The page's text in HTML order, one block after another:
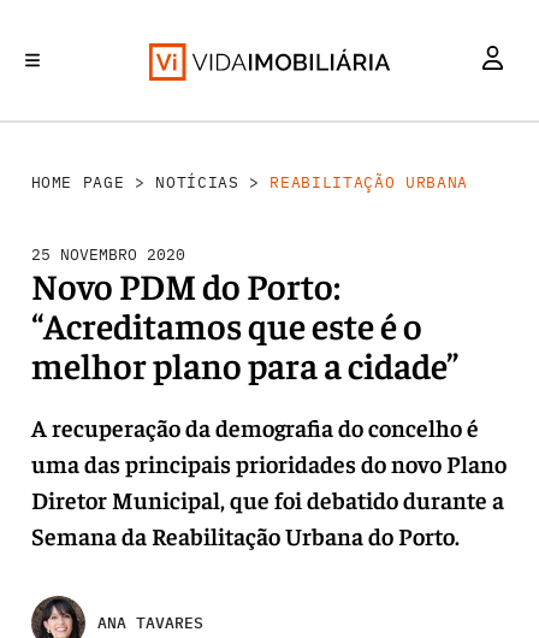
HOME PAGE > NOTÍCIAS > REABILITAÇÃO URBANA
25 NOVEMBRO 2020
Novo PDM do Porto:
“Acreditamos que este é o
melhor plano para a cidade”
A recuperação da demografia do concelho é
uma das principais prioridades do novo Plano
Diretor Municipal, que foi debatido durante a
Semana da Reabilitação Urbana do Porto.
ANA TAVARES